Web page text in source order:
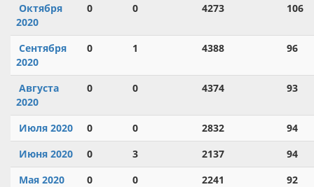
Октября
2020
0 0 4273 106
Сентября
2020
0 1 4388 96
Августа
2020
0 0 4374 93
Июля 2020 0 0 2832
94
Июня 2020
0 3 2137
94
Мая 2020
0 0 2241
92